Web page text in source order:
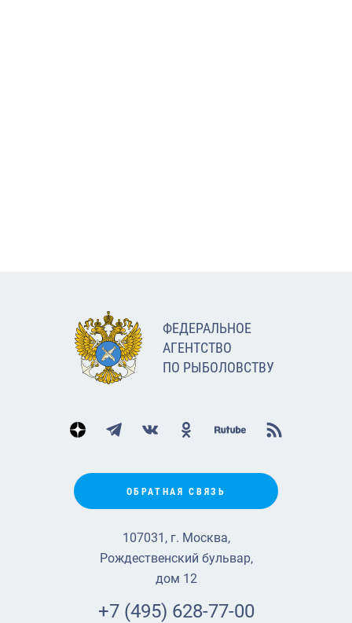
ФЕДЕРАЛЬНОЕ
АГЕНТСТВО
ПО РЫБОЛОВСТВУ
ОБРАТНАЯ СВЯЗЬ
107031, г. Москва,
Рождественский бульвар,
дом 12
+7 (495) 628-77-00